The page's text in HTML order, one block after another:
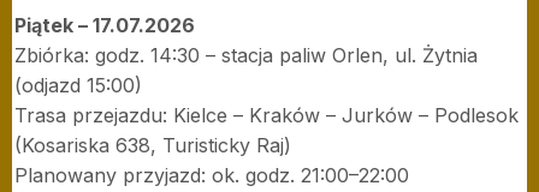
Piątek – 17.07.2026
Zbiórka: godz. 14:30 – stacja paliw Orlen, ul. Żytnia
(odjazd 15:00)
Trasa przejazdu: Kielce – Kraków – Jurków – Podlesok
(Kosariska 638, Turisticky Raj)
Planowany przyjazd: ok. godz. 21:00–22:00